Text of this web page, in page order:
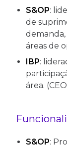
S&OP:
de
áreas de
IBP:
área.
S&OP: